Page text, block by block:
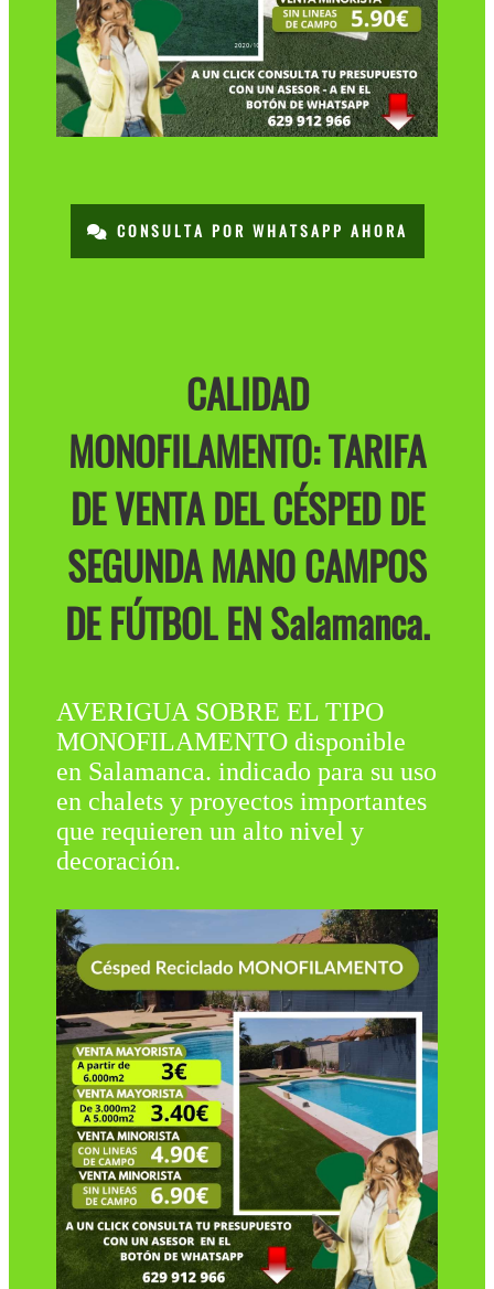
CONSULTA POR WHATSAPP AHORA
CALIDAD
MONOFILAMENTO: TARIFA
DE VENTA DEL CÉSPED DE
SEGUNDA MANO CAMPOS
DE FÚTBOL EN Salamanca.
AVERIGUA SOBRE EL TIPO
MONOFILAMENTO disponible
en Salamanca. indicado para su uso
en chalets y proyectos importantes
que requieren un alto nivel y
decoración.